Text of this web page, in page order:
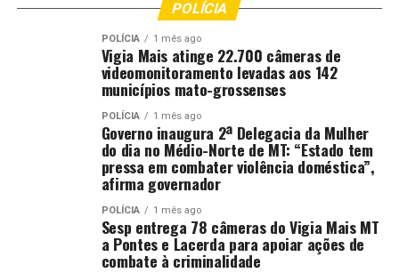
POLÍCIA
POLÍCIA 1 mês ago
Vigia Mais atinge 22.700 câmeras de
videomonitoramento levadas aos 142
municípios mato-grossenses
POLÍCIA 1 mês ago
Governo inaugura 2ª Delegacia da Mulher
do dia no Médio-Norte de MT: “Estado tem
pressa em combater violência doméstica”,
afirma governador
POLÍCIA 1 mês ago
Sesp entrega 78 câmeras do Vigia Mais MT
a Pontes e Lacerda para apoiar ações de
combate à criminalidade